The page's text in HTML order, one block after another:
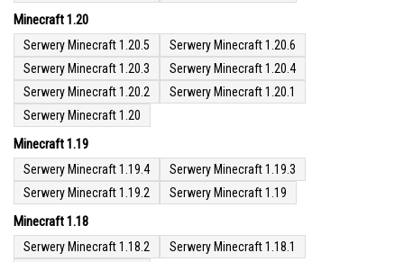
Minecraft 1.20
Serwery Minecraft 1.20.5
Serwery Minecraft 1.20.6
Serwery Minecraft 1.20.3
Serwery Minecraft 1.20.4
Serwery Minecraft 1.20.2
Serwery Minecraft 1.20.1
Serwery Minecraft 1.20
Minecraft 1.19
Serwery Minecraft 1.19.4
Serwery Minecraft 1.19.3
Serwery Minecraft 1.19.2
Serwery Minecraft 1.19
Minecraft 1.18
Serwery Minecraft 1.18.2
Serwery Minecraft 1.18.1